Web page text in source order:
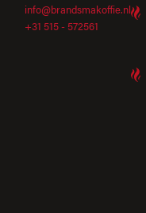
info@brandsmakoffie.nl
+31 515 - 572561